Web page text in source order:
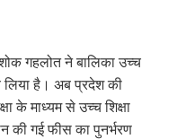
गहलोत ने बालिका उच्च
लिया है। अब प्रदेश की
के माध्यम से उच्च शिक्षा
की गई फीस का पुनर्भरण